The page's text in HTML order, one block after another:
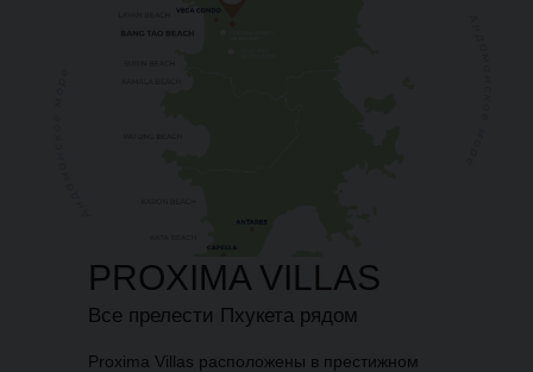
PROXIMA VILLAS
Все прелести Пхукета рядом
Proxima Villas расположены в престижном